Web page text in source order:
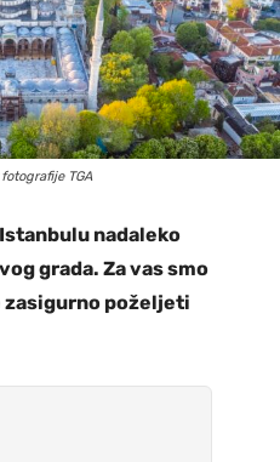
TGA
nadaleko
grada. Za vas smo
poželjeti